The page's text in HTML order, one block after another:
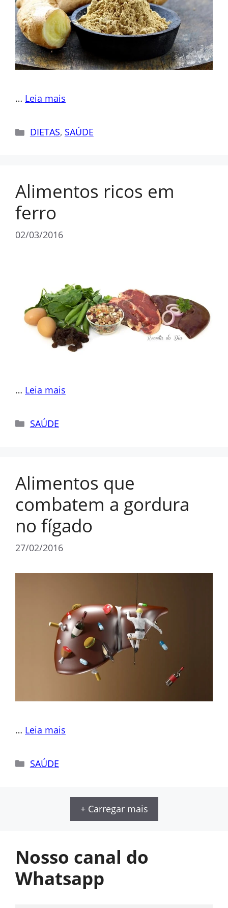
… Leia mais
Categorias
DIETAS, SAÚDE
Alimentos ricos em
ferro
02/03/2016
… Leia mais
Categorias
SAÚDE
Alimentos que
combatem a gordura
no fígado
27/02/2016
… Leia mais
Categorias
SAÚDE
+ Carregar mais
Nosso canal do
Whatsapp